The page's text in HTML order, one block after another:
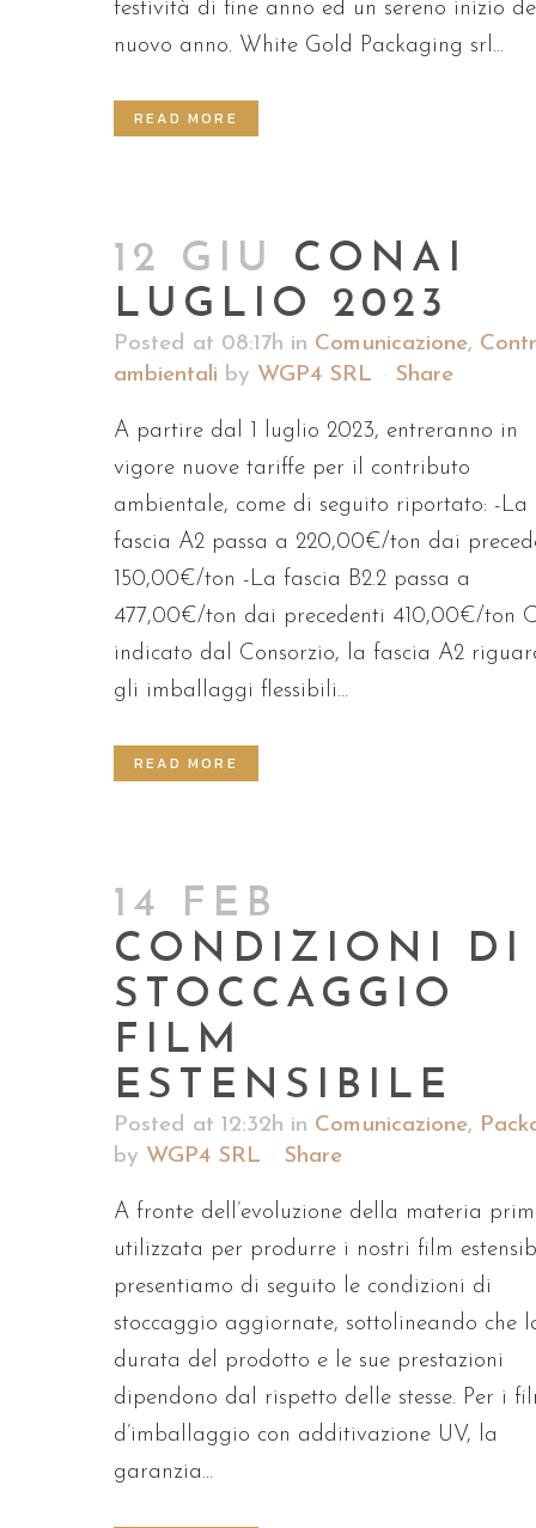
festività di fine anno ed un sereno inizio
nuovo anno. White Gold Packaging srl...
READ MORE
12 GIU
CONAI
LUGLIO 2023
Posted at 08:17h in Comunicazione,
ambientali by WGP4 SRL Share
A partire dal 1 luglio 2023, entreranno in
vigore nuove tariffe per il contributo
ambientale, come di seguito riportato: -La
fascia A2 passa a 220,00€/ton dai
150,00€/ton -La fascia B2.2 passa a
477,00€/ton dai precedenti 410,00€/ton
indicato dal Consorzio, la fascia A2
gli imballaggi flessibili...
READ MORE
14 FEB
CONDIZIONI DI
STOCCAGGIO
FILM
ESTENSIBILE
Posted at 12:32h in Comunicazione,
by WGP4 SRL Share
A fronte dell’evoluzione della materia
utilizzata per produrre i nostri film
presentiamo di seguito le condizioni di
stoccaggio aggiornate, sottolineando che
durata del prodotto e le sue prestazioni
dipendono dal rispetto delle stesse. Per i
d’imballaggio con additivazione UV, la
garanzia...